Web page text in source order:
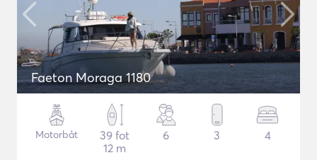
Faeton Moraga 1180
Motorbåt
39 fot
12 m
6 3 4